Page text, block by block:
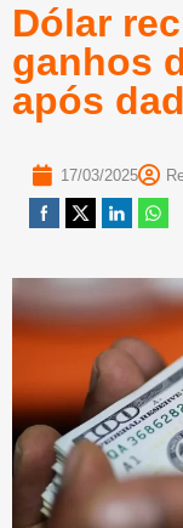
Dólar
ganhos
após
17/03/2025